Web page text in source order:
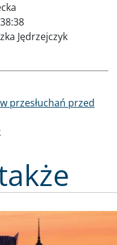
Jędrzejczyk
przesłuchań przed